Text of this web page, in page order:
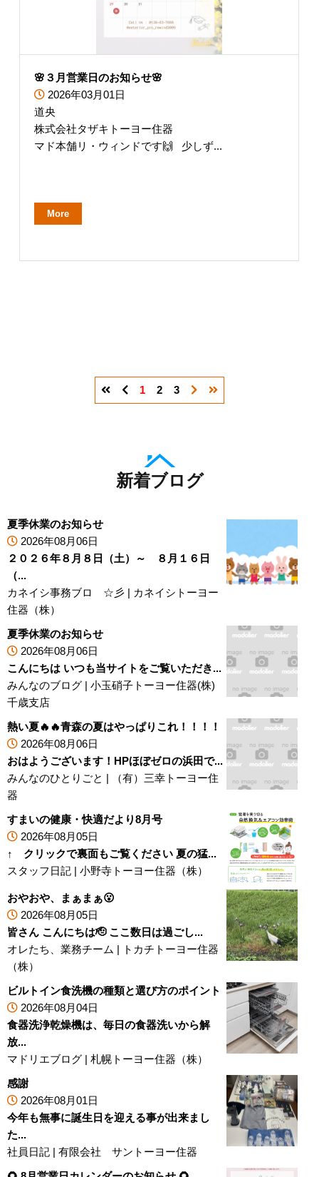
🌸３月営業日のお知らせ🌸
2026年03月01日
道央
株式会社タザキトーヨー住器
マド本舗リ・ウィンドです🙌 少しず...
More
1 2 3
新着ブログ
夏季休業のお知らせ
2026年08月06日
２０２６年８月８日（土）～ ８月１６日
（...
カネイシ事務ブロ ☆彡 | カネイシトーヨー
住器（株）
夏季休業のお知らせ
2026年08月06日
こんにちは いつも当サイトをご覧いただき...
みんなのブログ | 小玉硝子トーヨー住器(株)
千歳支店
熱い夏🔥🔥青森の夏はやっぱりこれ！！！！
2026年08月06日
おはようございます！HPほぼゼロの浜田で...
みんなのひとりごと |
（有）三幸トーヨー住
器
すまいの健康・快適だより8月号
2026年08月05日
↑ クリックで裏面もご覧ください 夏の猛...
スタッフ日記 | 小野寺トーヨー住器（株）
おやおや、まぁまぁ😮
2026年08月05日
皆さん こんにちは🫡 ここ数日は過ごし...
オレたち、業務チーム | トカチトーヨー住器
（株）
ビルトイン食洗機の種類と選び方のポイント
2026年08月04日
食器洗浄乾燥機は、毎日の食器洗いから解
放...
マドリエブログ | 札幌トーヨー住器（株）
感謝
2026年08月01日
今年も無事に誕生日を迎える事が出来まし
た...
社員日記 | 有限会社 サントーヨー住器